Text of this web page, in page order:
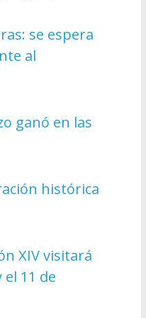
se espera
al
ganó en las
histórica
XIV visitará
11 de